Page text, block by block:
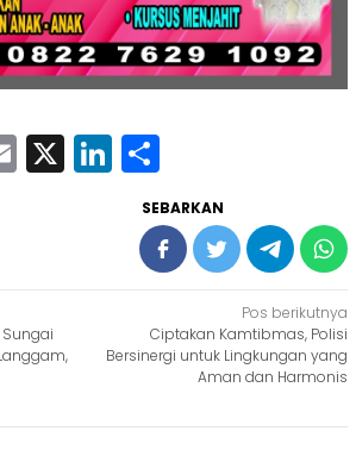
Email
X LinkedIn
SEBARKAN
Pos berikutnya
Ciptakan Kamtibmas, Polisi
Bersinergi untuk Lingkungan yang
Aman dan Harmonis